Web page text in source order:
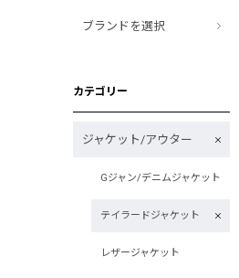
ブランドを選択
カテゴリー
ジャケット/アウター
Gジャン/デニムジャケット
テイラードジャケット
レザージャケット